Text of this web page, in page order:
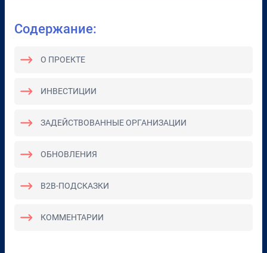
Содержание:
О ПРОЕКТЕ
ИНВЕСТИЦИИ
ЗАДЕЙСТВОВАННЫЕ ОРГАНИЗАЦИИ
ОБНОВЛЕНИЯ
B2B-ПОДСКАЗКИ
КОММЕНТАРИИ